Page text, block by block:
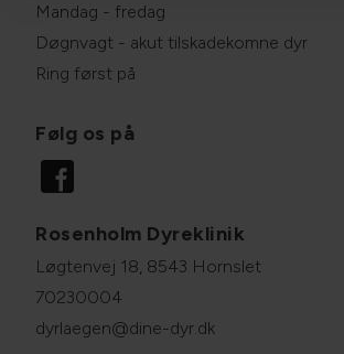
Mandag - fredag
Døgnvagt - akut tilskadekomne dyr
Ring først på
Følg os på
Rosenholm Dyreklinik
Løgtenvej 18, 8543 Hornslet
70230004
dyrlaegen@dine-dyr.dk